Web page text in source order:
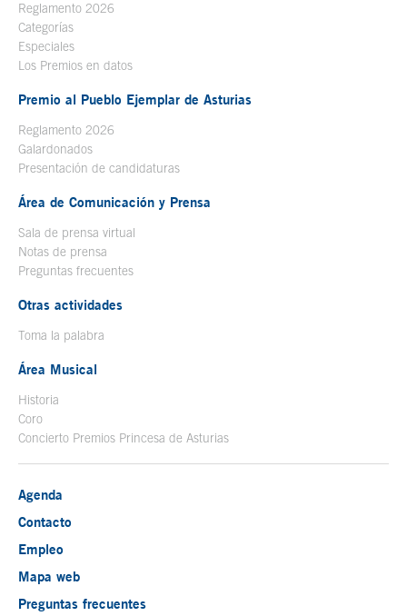
Reglamento 2026
Categorías
Especiales
Los Premios en datos
Premio al Pueblo Ejemplar de Asturias
Reglamento 2026
Galardonados
Presentación de candidaturas
Área de Comunicación y Prensa
Sala de prensa virtual
Notas de prensa
Preguntas frecuentes
Otras actividades
Toma la palabra
Área Musical
Historia
Coro
Concierto Premios Princesa de Asturias
Agenda
Contacto
Empleo
Mapa web
Preguntas frecuentes